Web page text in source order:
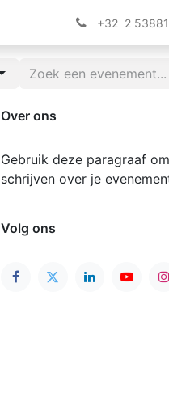
+32 2
Over ons
Gebruik deze paragraaf
schrijven over je
Volg ons